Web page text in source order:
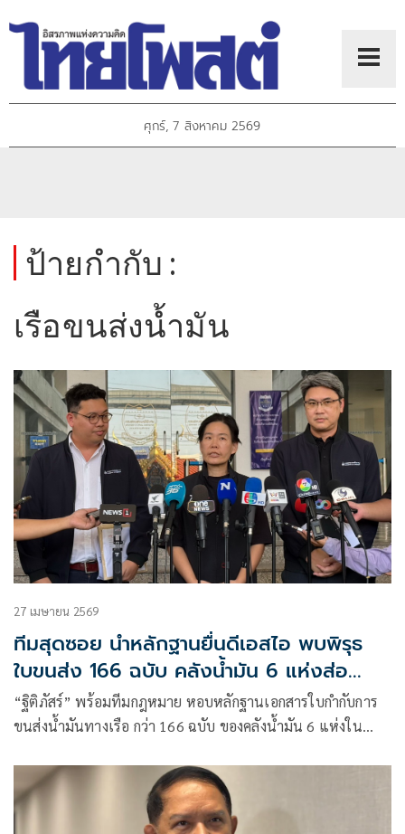
ศุกร์, 7 สิงหาคม 2569
ป้ายกำกับ :
เรือขนส่งน้ำมัน
27 เมษายน 2569
ทีมสุดซอย นำหลักฐานยื่นดีเอสไอ พบพิรุธ
ใบขนส่ง 166 ฉบับ คลังน้ำมัน 6 แห่งส่อ
กักตุน
“ฐิติภัสร์” พร้อมทีมกฎหมาย หอบหลักฐานเอกสารใบกำกับการ
ขนส่งน้ำมันทางเรือ กว่า 166 ฉบับ ของคลังน้ำมัน 6 แห่งใน
ปิดบังรายละเอียดสำคัญช่วงวิกฤตน้ำมันขาดแคลน